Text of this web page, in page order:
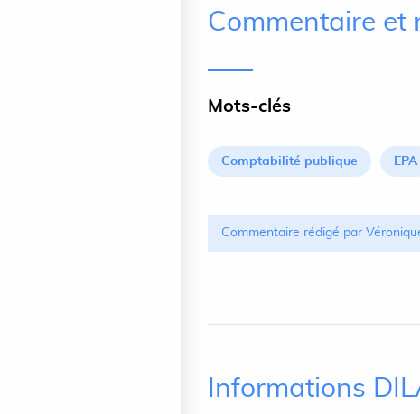
Commentaire et
Mots-clés
Comptabilité publique EPA
Commentaire rédigé par
Informations